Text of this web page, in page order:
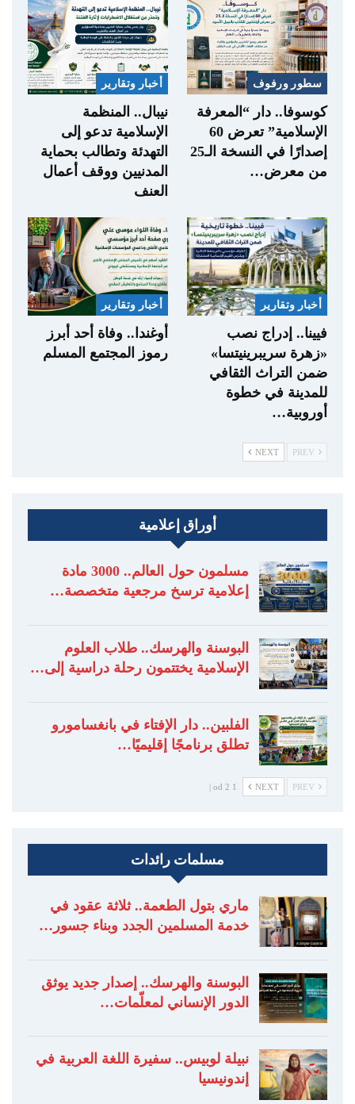
سطور ورفوف
كوسوفا.. دار “المعرفة
الإسلامية” تعرض 60
إصدارًا في النسخة الـ25
من معرض…
أخبار وتقارير
نيبال.. المنظمة
الإسلامية تدعو إلى
التهدئة وتطالب بحماية
المدنيين ووقف أعمال
العنف
أخبار وتقارير
فيينا.. إدراج نصب
«زهرة سريبرينيتسا»
ضمن التراث الثقافي
للمدينة في خطوة
أوروبية…
أخبار وتقارير
أوغندا.. وفاة أحد أبرز
رموز المجتمع المسلم
NEXT
أوراق إعلامية
مسلمون حول العالم.. 3000 مادة
إعلامية ترسخ مرجعية متخصصة…
البوسنة والهرسك.. طلاب العلوم
الإسلامية يختتمون رحلة دراسية إلى…
الفلبين.. دار الإفتاء في بانغسامورو
تطلق برنامجًا إقليميًا…
NEXT
1 od 2 |
مسلمات رائدات
ماري بتول الطعمة.. ثلاثة عقود في
خدمة المسلمين الجدد وبناء جسور…
البوسنة والهرسك.. إصدار جديد يوثق
الدور الإنساني لمعلّمات…
نبيلة لوبيس.. سفيرة اللغة العربية في
إندونيسيا